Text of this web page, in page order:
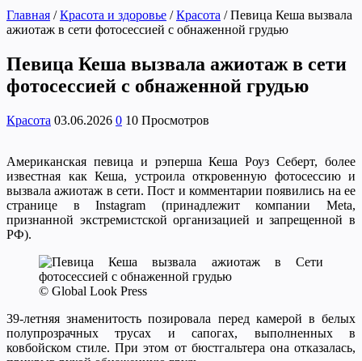
Главная / Красота и здоровье / Красота / Певица Кеша вызвала
ажиотаж в сети фотосессией с обнаженной грудью
Певица Кеша вызвала ажиотаж в сети
фотосессией с обнаженной грудью
Красота 03.06.2026 0 10 Просмотров
Американская певица и рэперша Кеша Роуз Себерт, более
известная как Кеша, устроила откровенную фотосессию и
вызвала ажиотаж в сети. Пост и комментарии появились на ее
странице в Instagram (принадлежит компании Meta,
признанной экстремистской организацией и запрещенной в
РФ).
© Global Look Press
39-летняя знаменитость позировала перед камерой в белых
полупрозрачных трусах и сапогах, выполненных в
ковбойском стиле. При этом от бюстгальтера она отказалась,